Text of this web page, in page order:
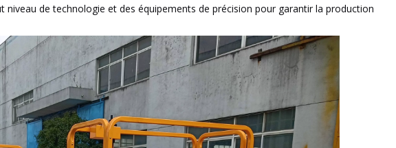
de technologie et des équipements de précision pour garantir la production